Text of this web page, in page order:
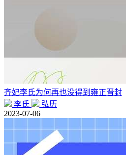
齐妃李氏为何再也没得到雍正晋封
李氏
弘历
2023-07-06